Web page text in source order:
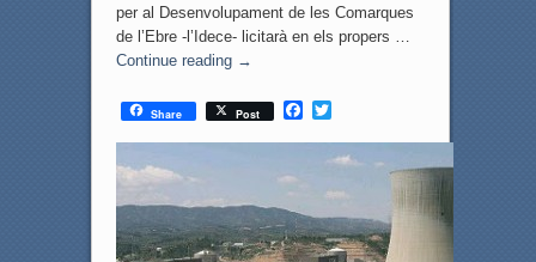
per al Desenvolupament de les Comarques
de l’Ebre -l’Idece- licitarà en els propers …
Continue reading →
Share Post
F
c
o
k
T
i
t
r